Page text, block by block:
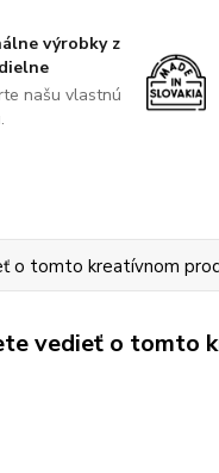
výrobky z
našu vlastnú
o tomto kreatívnom
vedieť o tomto